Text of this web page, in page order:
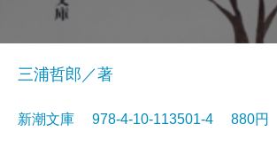
三浦哲郎／著
新潮文庫 978-4-10-113501-4 880円